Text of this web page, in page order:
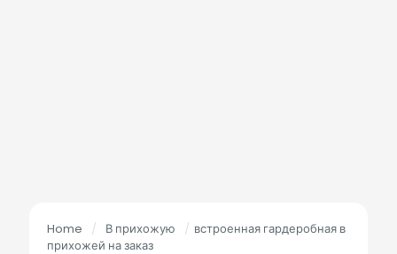
Home / В прихожую / встроенная гардеробная в
прихожей на заказ